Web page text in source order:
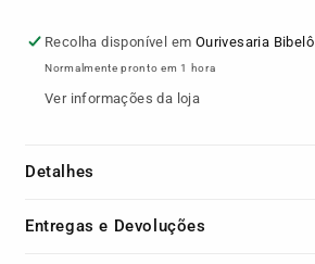
Recolha disponível em Ourivesaria Bibelô
Normalmente pronto em 1 hora
Ver informações da loja
Detalhes
Entregas e Devoluções